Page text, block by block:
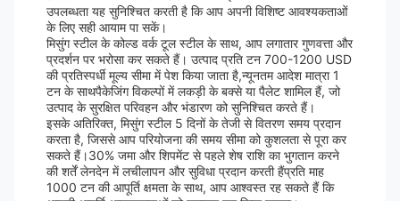
उपलब्धता यह सुनिश्चित करती है कि आप अपनी विशिष्ट आवश्यकताओं
के लिए सही आयाम पा सकें।
मिसुंग स्टील के कोल्ड वर्क टूल स्टील के साथ, आप लगातार गुणवत्ता और
प्रदर्शन पर भरोसा कर सकते हैं। उत्पाद प्रति टन 700-1200 USD
की प्रतिस्पर्धी मूल्य सीमा में पेश किया जाता है,न्यूनतम आदेश मात्रा 1
टन के साथपैकेजिंग विकल्पों में लकड़ी के बक्से या पैलेट शामिल हैं, जो
उत्पाद के सुरक्षित परिवहन और भंडारण को सुनिश्चित करते हैं।
इसके अतिरिक्त, मिसुंग स्टील 5 दिनों के तेजी से वितरण समय प्रदान
करता है, जिससे आप परियोजना की समय सीमा को कुशलता से पूरा कर
सकते हैं।30% जमा और शिपमेंट से पहले शेष राशि का भुगतान करने
की शर्तें लेनदेन में लचीलापन और सुविधा प्रदान करती हैंप्रति माह
1000 टन की आपूर्ति क्षमता के साथ, आप आश्वस्त रह सकते हैं कि